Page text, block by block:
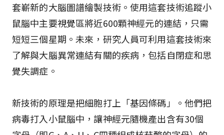
套嶄新的大腦圖譜繪製技術。使用這套技術追蹤小
鼠腦中主要視覺區將近600顆神經元的連結，只需
短短三個星期。未來，研究人員可利用這套技術來
了解與大腦異常連結有關的疾病，包括自閉症和思
覺失調症。
新技術的原理是把細胞打上「基因條碼」。他們把
病毒打入小鼠腦中，讓神經元隨機產出含有30個